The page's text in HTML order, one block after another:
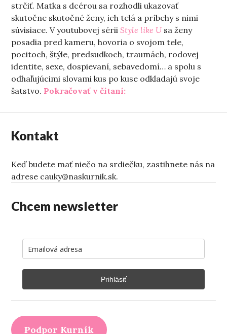
strčiť. Matka s dcérou sa rozhodli ukazovať
skutočne skutočné ženy, ich telá a príbehy s nimi
súvisiace. V youtubovej sériiStyle like U sa ženy
posadia pred kameru, hovoria o svojom tele,
pocitoch, štýle, predsudkoch, traumách, rodovej
identite, sexe, dospievaní, sebavedomí… a spolu s
odhaľujúcimi slovami kus po kuse odkladajú svoje
šatstvo. Pokračovať v čítaní:„Piatok sama doma“
Kontakt
Keď budete mať niečo na srdiečku, zastihnete nás na
adrese cauky@naskurnik.sk.
Chcem newsletter
Prihlásiť
Podpor Kurník